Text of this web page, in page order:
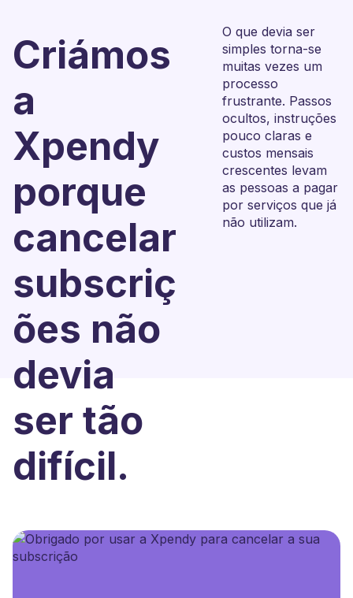
Criámos
a
Xpendy
porque
cancelar
subscriç
ões não
devia
ser tão
difícil.
O que devia ser
simples torna-se
muitas vezes um
processo
frustrante. Passos
ocultos, instruções
pouco claras e
custos mensais
crescentes levam
as pessoas a pagar
por serviços que já
não utilizam.